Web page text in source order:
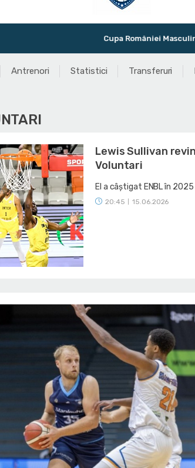
Cupa României Masculin
Antrenori Statistici Transferuri
Lewis Sullivan
Voluntari
El a câștigat ENBL în 2025
20:45 15.06.2026